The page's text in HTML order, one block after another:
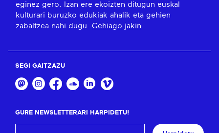
eginez gero. Izan ere ekoizten ditugun euskal
kulturari buruzko edukiak ahalik eta gehien
zabaltzea nahi dugu. Gehiago jakin
SEGI GAITZAZU
GURE NEWSLETTERARI HARPIDETU!